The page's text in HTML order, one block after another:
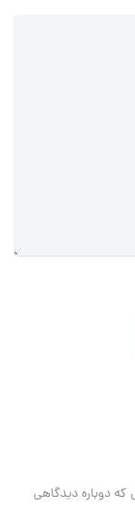
که دوباره دیدگاهی